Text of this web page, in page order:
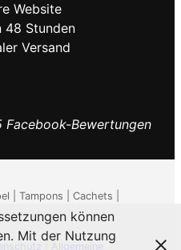
Website
48 Stunden
Versand
Facebook-Bewertungen
| Tampons | Cachets |
Allgemeine
können
Mit der Nutzung